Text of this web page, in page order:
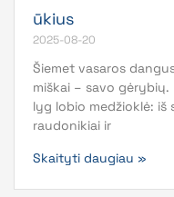
ūkius
2025-08-20
Šiemet vasaros
miškai – savo
lyg lobio medžioklė: iš
raudonikiai ir
Skaityti daugiau »